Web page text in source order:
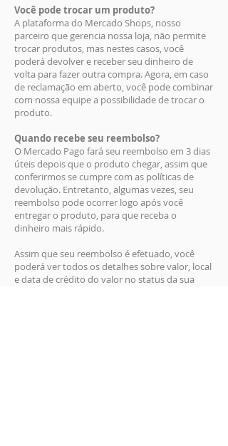
Você pode trocar um produto?
A plataforma do Mercado Shops, nosso
parceiro que gerencia nossa loja, não permite
trocar produtos, mas nestes casos, você
poderá devolver e receber seu dinheiro de
volta para fazer outra compra. Agora, em caso
de reclamação em aberto, você pode combinar
com nossa equipe a possibilidade de trocar o
produto.
Quando recebe seu reembolso?
O Mercado Pago fará seu reembolso em 3 dias
úteis depois que o produto chegar, assim que
conferirmos se cumpre com as políticas de
devolução. Entretanto, algumas vezes, seu
reembolso pode ocorrer logo após você
entregar o produto, para que receba o
dinheiro mais rápido.
Assim que seu reembolso é efetuado, você
poderá ver todos os detalhes sobre valor, local
e data de crédito do valor no status da sua